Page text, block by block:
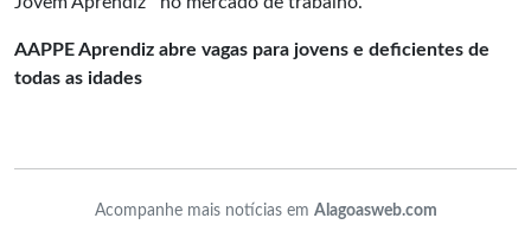
AAPPE Aprendiz abre vagas para jovens e deficientes de
todas as idades
Acompanhe mais notícias em Alagoasweb.com